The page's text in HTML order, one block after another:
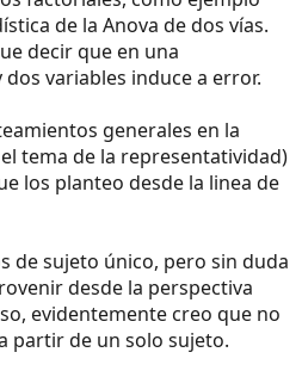
de la Anova de dos vías.
decir que en una
variables induce a error.
generales en la
tema de la representatividad)
los planteo desde la linea de
de sujeto único, pero sin duda
desde la perspectiva
evidentemente creo que no
partir de un solo sujeto.